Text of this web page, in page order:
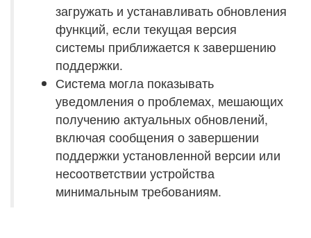
загружать и устанавливать обновления
функций, если текущая версия
системы приближается к завершению
поддержки.
Система могла показывать
уведомления о проблемах, мешающих
получению актуальных обновлений,
включая сообщения о завершении
поддержки установленной версии или
несоответствии устройства
минимальным требованиям.